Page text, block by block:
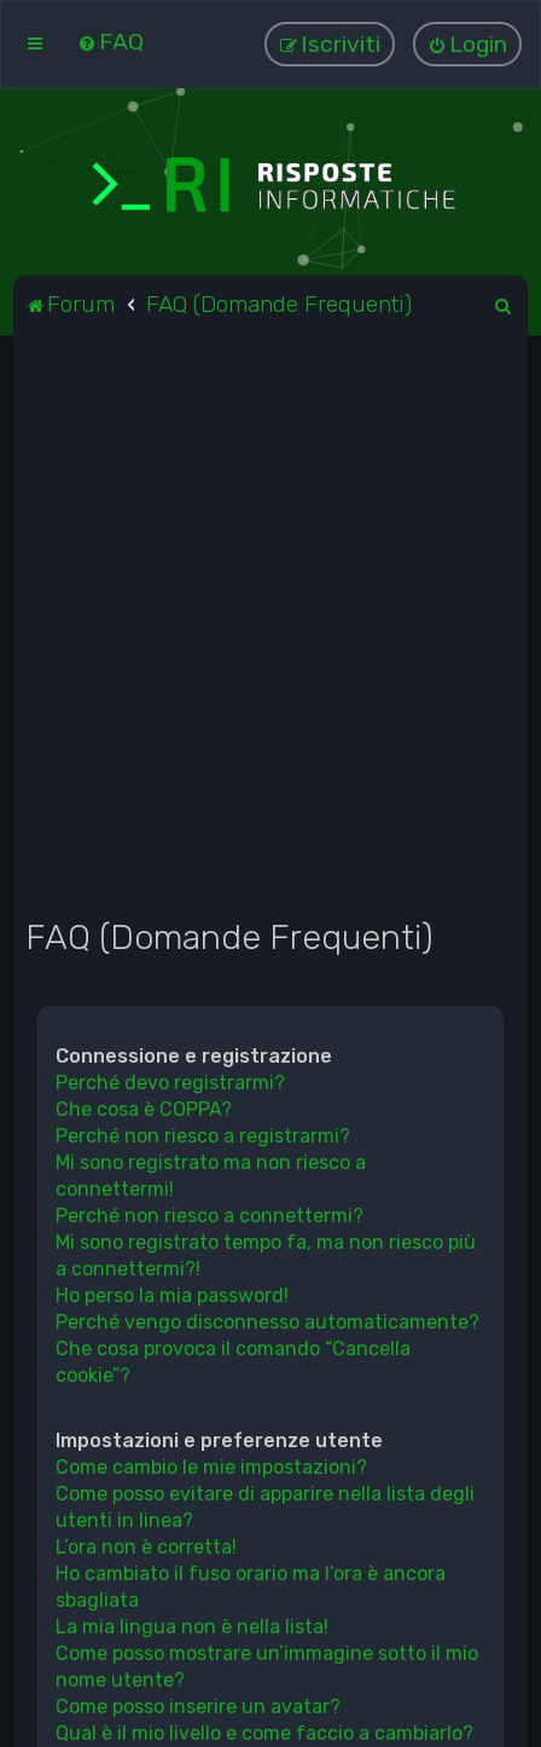
FAQ Login
Iscriviti
Forum FAQ (Domande Frequenti)
FAQ (Domande Frequenti)
Connessione e registrazione
Perché devo registrarmi?
Che cosa è COPPA?
Perché non riesco a registrarmi?
Mi sono registrato ma non riesco a
connettermi!
Perché non riesco a connettermi?
Mi sono registrato tempo fa, ma non riesco più
a connettermi?!
Ho perso la mia password!
Perché vengo disconnesso automaticamente?
Che cosa provoca il comando “Cancella
cookie”?
Impostazioni e preferenze utente
Come cambio le mie impostazioni?
Come posso evitare di apparire nella lista degli
utenti in linea?
L’ora non è corretta!
Ho cambiato il fuso orario ma l’ora è ancora
sbagliata
La mia lingua non è nella lista!
Come posso mostrare un’immagine sotto il mio
nome utente?
Come posso inserire un avatar?
Qual è il mio livello e come faccio a cambiarlo?